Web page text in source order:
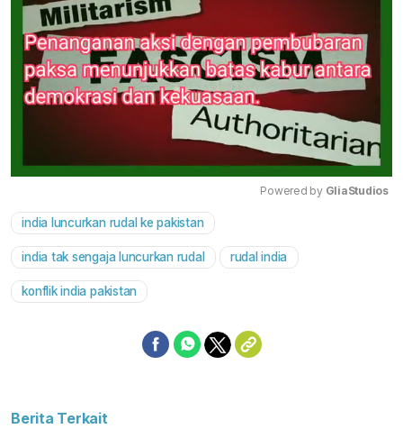
Powered by GliaStudios
india luncurkan rudal ke pakistan
india tak sengaja luncurkan rudal rudal india
konflik india pakistan
Berita Terkait